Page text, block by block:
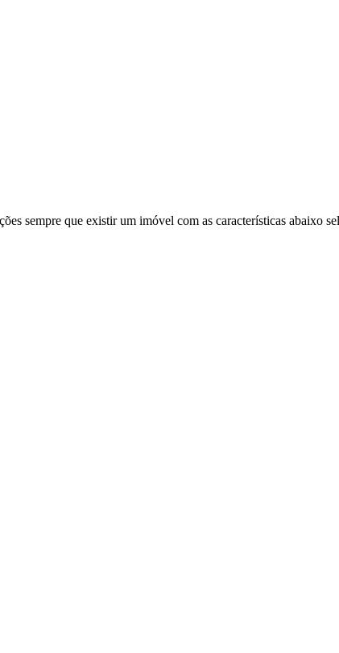
sempre que existir um imóvel com as características abaixo